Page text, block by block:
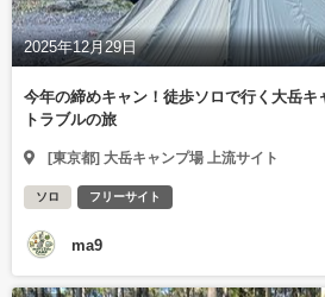
2025年12月29日
今年の締めキャン！徒歩ソロで行く大岳キ
トラブルの旅
[東京都] 大岳キャンプ場 上流サイト
ソロ フリーサイト
ma9